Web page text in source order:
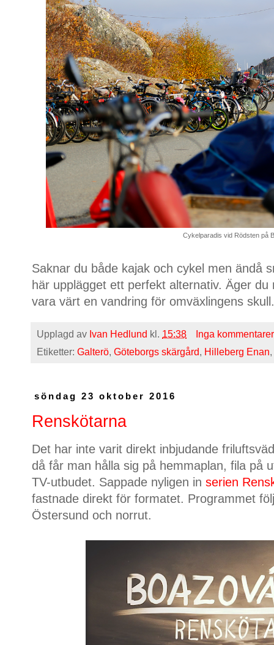
Cykelparadis vid Rödsten på
Saknar du både kajak och cykel men ändå
här upplägget ett perfekt alternativ. Äger
vara värt en vandring för omväxlingens skull.
Upplagd av Ivan Hedlund kl. 15:38
Inga
Etiketter: Galterö, Göteborgs skärgård, Hilleberg Enan,
söndag 23 oktober 2016
Renskötarna
Det har inte varit direkt inbjudande
då får man hålla sig på hemmaplan, fila på
TV-utbudet. Sappade nyligen in serien
fastnade direkt för formatet. Programmet
Östersund och norrut.